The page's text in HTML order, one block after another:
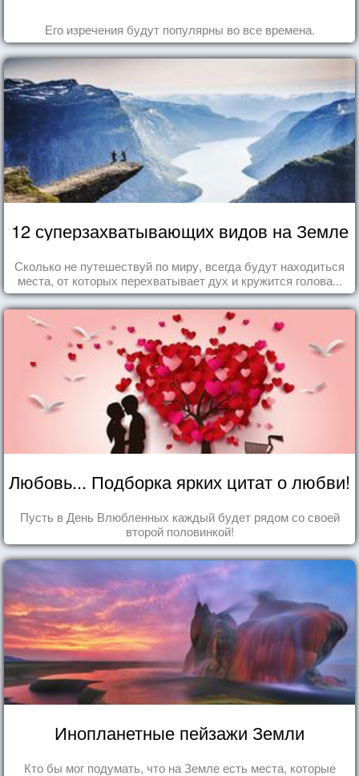
Его изречения будут популярны во все времена.
12 суперзахватывающих видов на Земле
Сколько не путешествуй по миру, всегда будут находиться
места, от которых перехватывает дух и кружится голова...
Любовь... Подборка ярких цитат о любви!
Пусть в День Влюбленных каждый будет рядом со своей
второй половинкой!
Инопланетные пейзажи Земли
Кто бы мог подумать, что на Земле есть места, которые